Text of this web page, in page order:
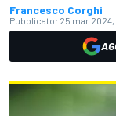
Francesco Corghi
Pubblicato: 25 mar 2024,